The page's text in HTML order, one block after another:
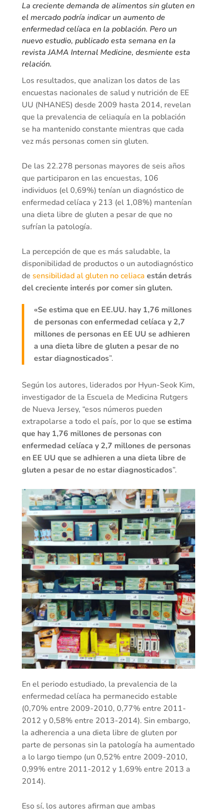
La creciente demanda de alimentos sin gluten en
el mercado podría indicar un aumento de
enfermedad celíaca en la población. Pero un
nuevo estudio, publicado esta semana en la
revistaJAMA Internal Medicine, desmiente esta
relación.
Los resultados, que analizan los datos de las
encuestas nacionales de salud y nutrición de EE
UU (NHANES) desde 2009 hasta 2014, revelan
que la prevalencia de celiaquía en la población
se ha mantenido constante mientras que cada
vez más personas comen sin gluten.
De las 22.278 personas mayores de seis años
que participaron en las encuestas, 106
individuos (el 0,69%) tenían un diagnóstico de
enfermedad celíaca y 213 (el 1,08%) mantenían
una dieta libre de gluten a pesar de que no
sufrían la patología.
La percepción de que es más saludable, la
disponibilidad de productos o un autodiagnóstico
de sensibilidad al gluten no celiaca están detrás
del creciente interés por comer sin gluten.
«Se estima que en EE.UU. hay 1,76 millones
de personas con enfermedad celíaca y 2,7
millones de personas en EE UU se adhieren
a una dieta libre de gluten a pesar de no
estar diagnosticados”.
Según los autores, liderados por Hyun-Seok Kim,
investigador de la Escuela de Medicina Rutgers
de Nueva Jersey, “esos números pueden
extrapolarse a todo el país, por lo que se estima
que hay 1,76 millones de personas con
enfermedad celíaca y 2,7 millones de personas
en EE UU que se adhieren a una dieta libre de
gluten a pesar de no estar diagnosticados”.
En el periodo estudiado, la prevalencia de la
enfermedad celíaca ha permanecido estable
(0,70% entre 2009-2010, 0,77% entre 2011-
2012 y 0,58% entre 2013-2014). Sin embargo,
la adherencia a una dieta libre de gluten por
parte de personas sin la patología ha aumentado
a lo largo tiempo (un 0,52% entre 2009-2010,
0,99% entre 2011-2012 y 1,69% entre 2013 a
2014).
Eso sí, los autores afirman que ambas